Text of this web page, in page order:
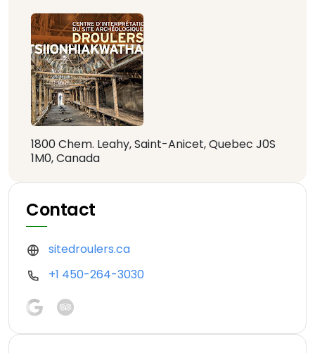
1800 Chem. Leahy, Saint-Anicet, Quebec J0S
1M0, Canada
Contact
sitedroulers.ca
+1 450-264-3030